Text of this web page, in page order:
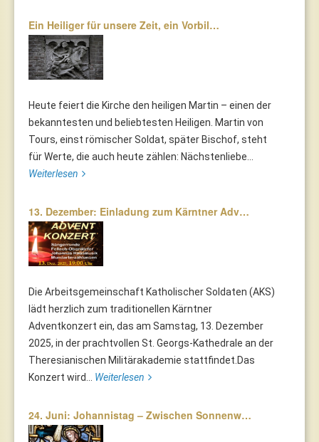
Ein Heiliger für unsere Zeit, ein Vorbil…
Heute feiert die Kirche den heiligen Martin – einen der
bekanntesten und beliebtesten Heiligen. Martin von
Tours, einst römischer Soldat, später Bischof, steht
für Werte, die auch heute zählen: Nächstenliebe...
Weiterlesen
13. Dezember: Einladung zum Kärntner Adv…
Die Arbeitsgemeinschaft Katholischer Soldaten (AKS)
lädt herzlich zum traditionellen Kärntner
Adventkonzert ein, das am Samstag, 13. Dezember
2025, in der prachtvollen St. Georgs-Kathedrale an der
Theresianischen Militärakademie stattfindet.Das
Konzert wird... Weiterlesen
24. Juni: Johannistag – Zwischen Sonnenw…